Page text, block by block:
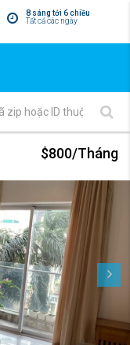
8 sáng tới 6 chiều
Tất cả các ngày
$800/Tháng